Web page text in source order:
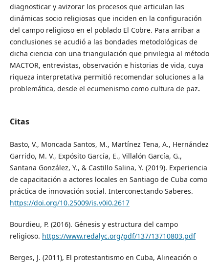
diagnosticar y avizorar los procesos que articulan las
dinámicas socio religiosas que inciden en la configuración
del campo religioso en el poblado El Cobre. Para arribar a
conclusiones se acudió a las bondades metodológicas de
dicha ciencia con una triangulación que privilegia al método
MACTOR, entrevistas, observación e historias de vida, cuya
riqueza interpretativa permitió recomendar soluciones a la
problemática, desde el ecumenismo como cultura de paz.
Citas
Basto, V., Moncada Santos, M., Martínez Tena, A., Hernández
Garrido, M. V., Expósito García, E., Villalón García, G.,
Santana González, Y., & Castillo Salina, Y. (2019). Experiencia
de capacitación a actores locales en Santiago de Cuba como
práctica de innovación social. Interconectando Saberes.
https://doi.org/10.25009/is.v0i0.2617
Bourdieu, P. (2016). Génesis y estructura del campo
religioso. https://www.redalyc.org/pdf/137/13710803.pdf
Berges, J. (2011), El protestantismo en Cuba, Alineación o